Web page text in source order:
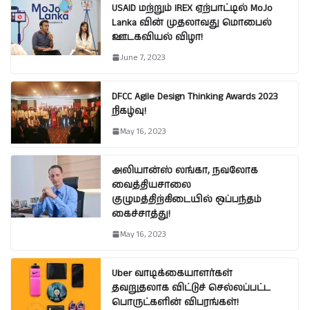
USAID மற்றும் IREX ஏற்பாட்டில் MoJo
Lanka வின் முதலாவது மொபைல்
ஊடகவியல் விழா!
June 7, 2023
DFCC Agile Design Thinking Awards 2023
நிகழ்வு!
May 16, 2023
அலியான்ஸ் லங்கா, நவலோக
வைத்தியசாலை
குழுமத்திற்கிடையில் ஒப்பந்தம்
கைச்சாத்து!
May 16, 2023
Uber வாடிக்கையாளர்கள்
தவறுதலாக விட்டுச் செல்லப்பட்ட
பொருட்களின் விபரங்கள்!